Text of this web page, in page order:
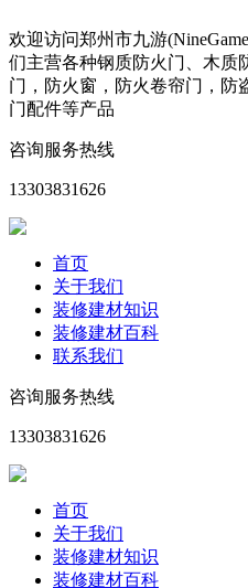
欢迎访问郑州市九游
们主营各种钢质防火门、木质
门，防火窗，防火卷帘门，防
门配件等产品
咨询服务热线
13303831626
首页
关于我们
装修建材知识
装修建材百科
联系我们
咨询服务热线
13303831626
首页
关于我们
装修建材知识
装修建材百科